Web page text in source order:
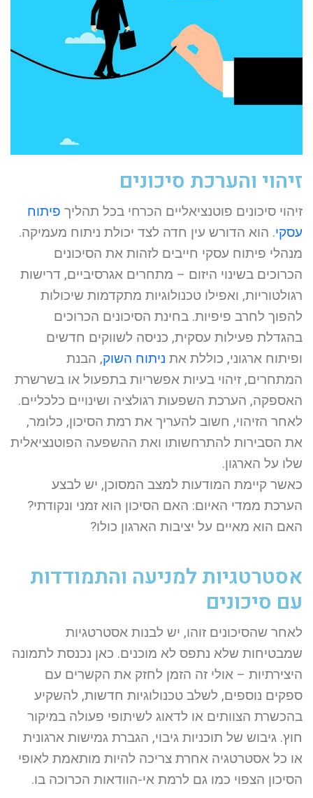
זיהוי והערכת סיכונים
זיהוי סיכונים פוטנציאליים הכרחי בכל תהליך פיתוח
עסקי. הוא הדורש עין חדה לצד יכולת ניתוח מעמיקה.
מנהלי פיתוח עסקי חייבים לזהות את הסיכונים
הכרוכים בשינוי היזום – מתחרים אגרסיביים, דרישות
רגולטוריות, ואפילו טכנולוגיות מתקדמות שיכולות
להפוך לחרב פיפיות. בחינת הסיכונים הכרוכים
בהגדלת פעילות עסקית, כניסה לשווקים חדשים
ופיתוח ארגוני, כוללת את ניתוח השוק, הבנת
המתחרים, זיהוי בעיות אפשריות בתפעול או בשרשרת
האספקה, הערכת השפעות רגולציה ושינויים כלכליים.
לאחר הזיהוי, חשוב להעריך את רמת הסיכון, כלומר,
את הסבירות להתרחשותו ואת ההשפעה הפוטנציאלית
שלו על הארגון.
כאשר קיימת המודעות למצב המסוכן, יש לבצע
הערכת ממדי האיום: האם הסיכון הוא זמני ונקודתי?
האם הוא מאיים על יציבות הארגון כולו?
אסטרטגיות למניעה והתמודדות
עם סיכונים
לאחר שהסיכונים זוהו, יש לבנות אסטרטגיות
שמבטיחות שלא נתפס לא מוכנים. כאן נכנסת לתמונה
היצירתיות – אולי זה הזמן לחזק את הקשרים עם
ספקים נוספים, לשלב טכנולוגיות חדשות, להשקיע
בהכשרת הצוותים או לדאוג לשיתופי פעולה במיקור
חוץ. גיבוש של תוכניות גיבוי, הגברת גמישות ארגונית
או כל אסטרטגיה אחרת צריכה להיות מותאמת לאופי
הסיכון הצפוי כמו גם לרמת אי-הוודאות הכרוכה בו.